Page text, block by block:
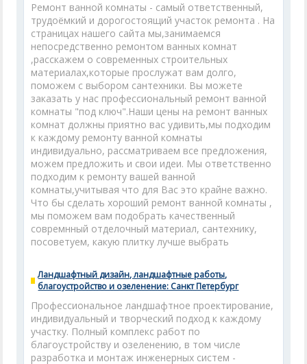
Ремонт ванной комнаты - самый ответственный,
трудоёмкий и дорогостоящий участок ремонта . На
страницах нашего сайта мы,занимаемся
непосредственно ремонтом ванных комнат
,расскажем о современных строительных
материалах,которые прослужат вам долго,
поможем с выбором сантехники. Вы можете
заказать у нас профессиональный ремонт ванной
комнаты "под ключ".Наши цены на ремонт ванных
комнат должны приятно вас удивить,мы подходим
к каждому ремонту ванной комнаты
индивидуально, рассматриваем все предложения,
можем предложить и свои идеи. Мы ответственно
подходим к ремонту вашей ванной
комнаты,учитывая что для Вас это крайне важно.
Что бы сделать хороший ремонт ванной комнаты ,
мы поможем вам подобрать качественный
совремнный отделочный материал, сантехнику,
посоветуем, какую плитку лучше выбрать
Ландшафтный дизайн, ландшафтные работы,
благоустройство и озеленение: Санкт Петербург
Профессиональное ландшафтное проектирование,
индивидуальный и творческий подход к каждому
участку. Полный комплекс работ по
благоустройству и озеленению, в том числе
разработка и монтаж инженерных систем -